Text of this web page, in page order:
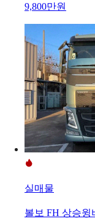
9,800만원
실매물
볼보 FH 상승윙